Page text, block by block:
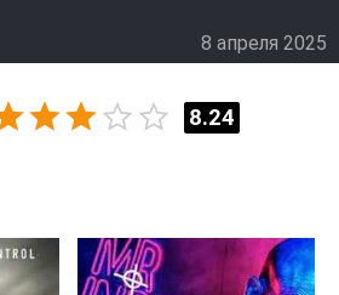
8 апреля 2025
8.24